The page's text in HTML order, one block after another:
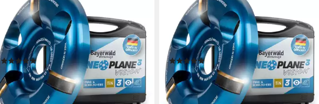
BAYERWALD WERKZEUGE
Trennscheiben NeoPlane
Frässcheibe für Winkelschleifer Ø
100 mm
149,95 € UVP179,95 €
-17%
lieferbar - in 3-4 Werktagen bei dir
BAYERWALD WERKZEUGE
Trennscheiben NeoPlane
Frässcheibe für Winkelschleifer Ø
100 mm
149,95 € UVP179,95 €
-17%
lieferbar - in 3-4 Werktagen bei dir